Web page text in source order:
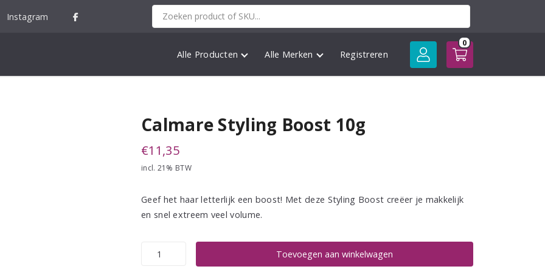
Instagram
Alle Producten Alle Merken Registreren
0
Calmare Styling Boost 10g
€11,35
incl. 21% BTW
Geef het haar letterlijk een boost! Met deze Styling Boost creëer je makkelijk
en snel extreem veel volume.
Calmare
Toevoegen aan winkelwagen